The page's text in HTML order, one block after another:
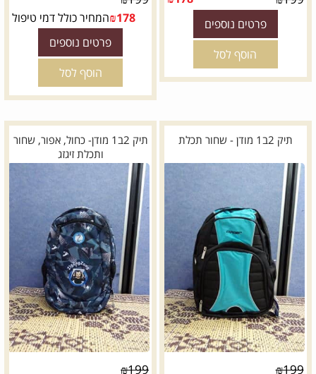
פרטים נוספים
הוסף לסל
₪178 המחיר כולל דמי טיפול
פרטים נוספים
הוסף לסל
תיק 2ב1 מודן - שחור תכלת
₪199
תיק 2ב1 מודן- כחול, אפור, שחור
ותכלת זיגזג
₪199